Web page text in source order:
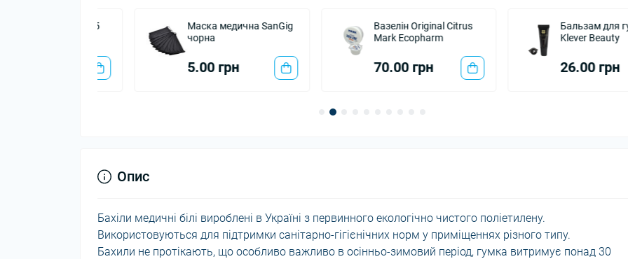
Маска медична SanGig
чорна
5.00 грн
Вазелін Original Citrus
Mark Ecopharm
70.00 грн
Бальзам для губ
Klever Beauty
26.00 грн
Опис
Бахіли медичні білі вироблені в Україні з первинного екологічно чистого поліетилену.
Використовуються для підтримки санітарно-гігієнічних норм у приміщеннях різного типу.
Бахили не протікають, що особливо важливо в осінньо-зимовий період, гумка витримує понад 30